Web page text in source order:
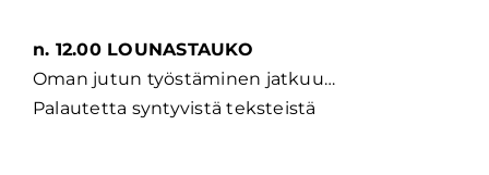
n. 12.00 LOUNASTAUKO
Oman jutun työstäminen jatkuu…
Palautetta syntyvistä teksteistä